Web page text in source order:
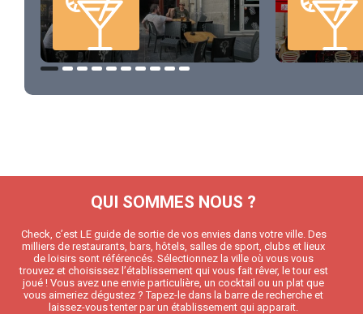
QUI SOMMES NOUS ?
Check, c’est LE guide de sortie de vos envies dans votre ville. Des
milliers de restaurants, bars, hôtels, salles de sport, clubs et lieux
de loisirs sont référencés. Sélectionnez la ville où vous vous
trouvez et choisissez l’établissement qui vous fait rêver, le tour est
joué ! Vous avez une envie particulière, un cocktail ou un plat que
vous aimeriez dégustez ? Tapez-le dans la barre de recherche et
laissez-vous tenter par un établissement qui apparait.